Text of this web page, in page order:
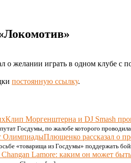
желании играть в одном клубе с
постоянную ссылку.
Клип Моргенштерна и DJ Smash
Госдумы, по жалобе которого
Плющенко рассказал о
«товарища из Госдумы» поддержать
Lamore: каким он может быть